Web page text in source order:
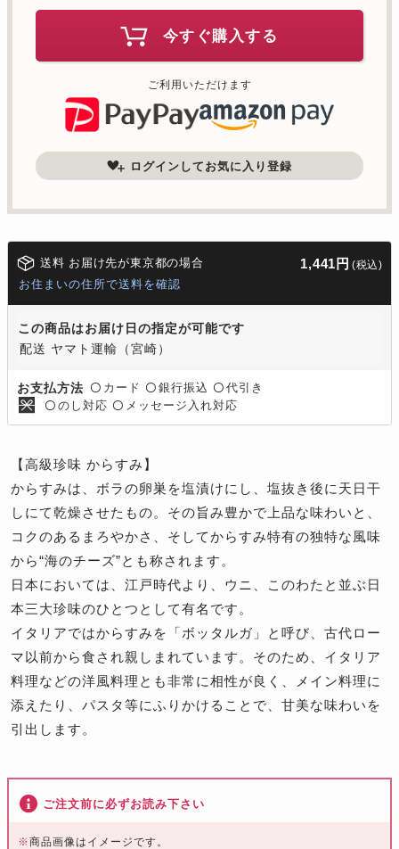
今すぐ購入する
ご利用いただけます
ログインしてお気に入り登録
送料 お届け先が東京都の場合 1,441円 (税込)
お住まいの住所で送料を確認
この商品はお届け日の指定が可能です
配送 ヤマト運輸（宮崎）
お支払方法 〇 カード 〇 銀行振込 〇 代引き
〇 のし対応 〇 メッセージ入れ対応
【高級珍味 からすみ】
からすみは、ボラの卵巣を塩漬けにし、塩抜き後に天日干
しにて乾燥させたもの。その旨み豊かで上品な味わいと、
コクのあるまろやかさ、そしてからすみ特有の独特な風味
から“海のチーズ”とも称されます。
日本においては、江戸時代より、ウニ、このわたと並ぶ日
本三大珍味のひとつとして有名です。
イタリアではからすみを「ボッタルガ」と呼び、古代ロー
マ以前から食され親しまれています。そのため、イタリア
料理などの洋風料理とも非常に相性が良く、メイン料理に
添えたり、パスタ等にふりかけることで、甘美な味わいを
引出します。
ご注文前に必ずお読み下さい
※商品画像はイメージです。